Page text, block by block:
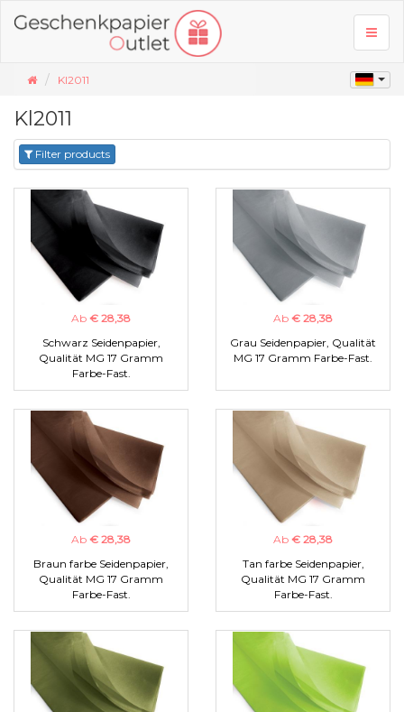
Kl2011
Kl2011
Filter products
Ab € 28,38
Schwarz Seidenpapier,
Qualität MG 17 Gramm
Farbe-Fast.
Ab € 28,38
Grau Seidenpapier, Qualität
MG 17 Gramm Farbe-Fast.
Ab € 28,38
Braun farbe Seidenpapier,
Qualität MG 17 Gramm
Farbe-Fast.
Ab € 28,38
Tan farbe Seidenpapier,
Qualität MG 17 Gramm
Farbe-Fast.